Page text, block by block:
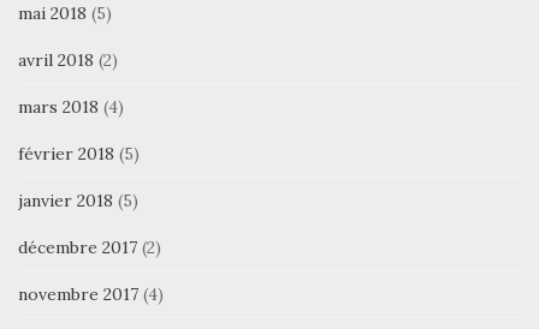
mai 2018 (5)
avril 2018 (2)
mars 2018 (4)
février 2018 (5)
janvier 2018 (5)
décembre 2017 (2)
novembre 2017 (4)